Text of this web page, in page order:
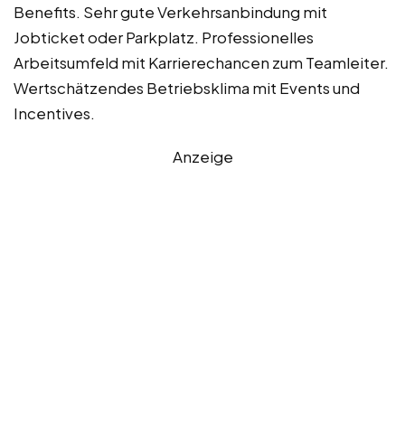
Benefits. Sehr gute Verkehrsanbindung mit
Jobticket oder Parkplatz. Professionelles
Arbeitsumfeld mit Karrierechancen zum Teamleiter.
Wertschätzendes Betriebsklima mit Events und
Incentives.
Anzeige